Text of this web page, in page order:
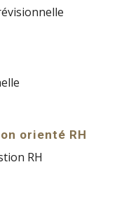
orienté RH
RH